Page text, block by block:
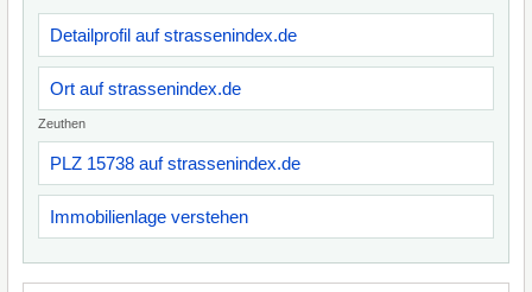
Detailprofil auf strassenindex.de
Ort auf strassenindex.de
Zeuthen
PLZ 15738 auf strassenindex.de
Immobilienlage verstehen